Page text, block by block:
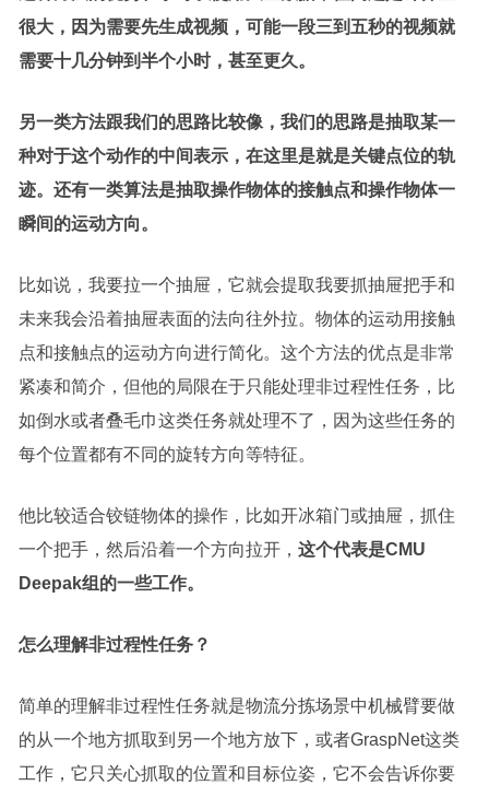
很大，因为需要先生成视频，可能一段三到五秒的视频就
需要十几分钟到半个小时，甚至更久。
另一类方法跟我们的思路比较像，我们的思路是抽取某一
种对于这个动作的中间表示，在这里是就是关键点位的轨
迹。还有一类算法是抽取操作物体的接触点和操作物体一
瞬间的运动方向。
比如说，我要拉一个抽屉，它就会提取我要抓抽屉把手和
未来我会沿着抽屉表面的法向往外拉。物体的运动用接触
点和接触点的运动方向进行简化。这个方法的优点是非常
紧凑和简介，但他的局限在于只能处理非过程性任务，比
如倒水或者叠毛巾这类任务就处理不了，因为这些任务的
每个位置都有不同的旋转方向等特征。
他比较适合铰链物体的操作，比如开冰箱门或抽屉，抓住
一个把手，然后沿着一个方向拉开， 这个代表是CMU
Deepak组的一些工作。
怎么理解非过程性任务？
简单的理解非过程性任务就是物流分拣场景中机械臂要做
的从一个地方抓取到另一个地方放下，或者GraspNet这类
工作，它只关心抓取的位置和目标位姿，它不会告诉你要